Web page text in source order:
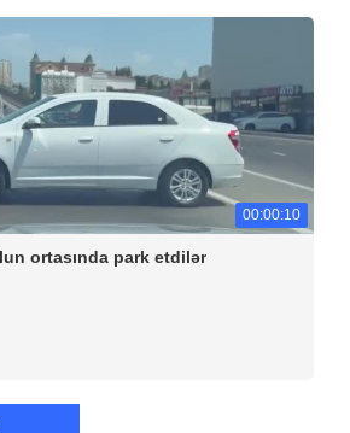
00:00:10
ortasında park etdilər